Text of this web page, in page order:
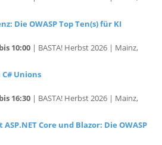
10:00| BASTA! Herbst 2026 | Mainz,
Unions
16:30| BASTA! Herbst 2026 | Mainz,
Core und Blazor: Die OWASP
16:30